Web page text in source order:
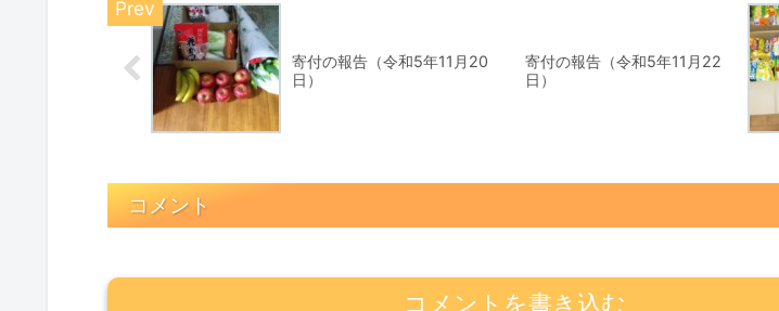
寄付の報告（令和5年11月20
日）
寄付の報告（令和5年11月22
日）
コメント
コメントを書き込む